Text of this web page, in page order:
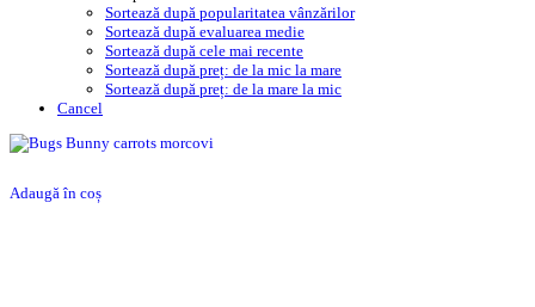
Sortează după popularitatea vânzărilor
Sortează după evaluarea medie
Sortează după cele mai recente
Sortează după preț: de la mic la mare
Sortează după preț: de la mare la mic
Cancel
Adaugă în coș